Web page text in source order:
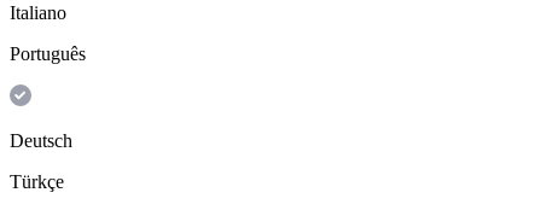
Italiano
Português
Deutsch
Türkçe